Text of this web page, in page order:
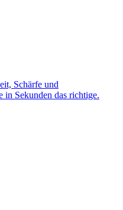
Schärfe und
Sekunden das richtige.